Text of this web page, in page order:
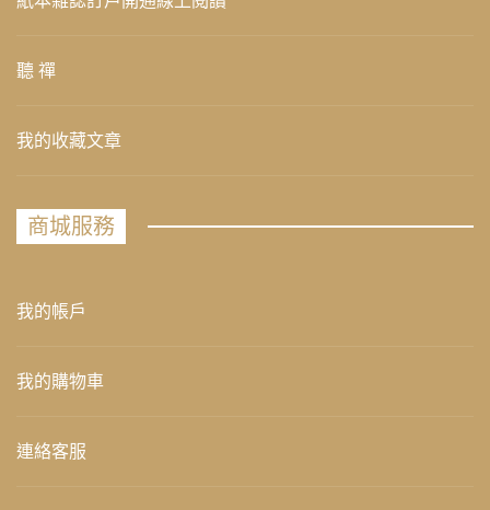
聽 禪
我的收藏文章
商城服務
我的帳戶
我的購物車
連絡客服